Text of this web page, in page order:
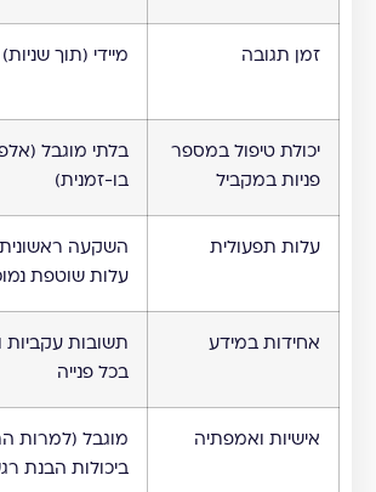
זמן תגובה מיידי (תוך שניות)
יכולת טיפול במספר
פניות במקביל
בלתי מוגבל
בו-זמנית)
עלות תפעולית
השקעה
עלות שוטפת
אחידות במידע
תשובות עקביות
בכל פנייה
אישיות ואמפתיה
מוגבל (למרות
ביכולות הבנת